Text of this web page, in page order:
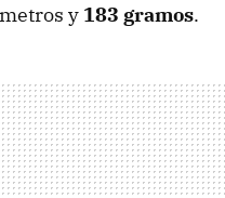
y 183 gramos.